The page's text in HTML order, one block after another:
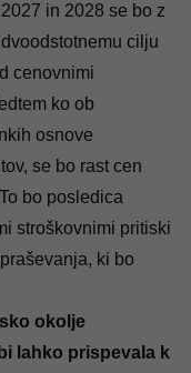
in 2028 se bo z
cilju
cenovnimi
ko ob
osnove
se bo rast cen
bo posledica
stroškovnimi pritiski
ki bo
okolje
lahko prispevala k